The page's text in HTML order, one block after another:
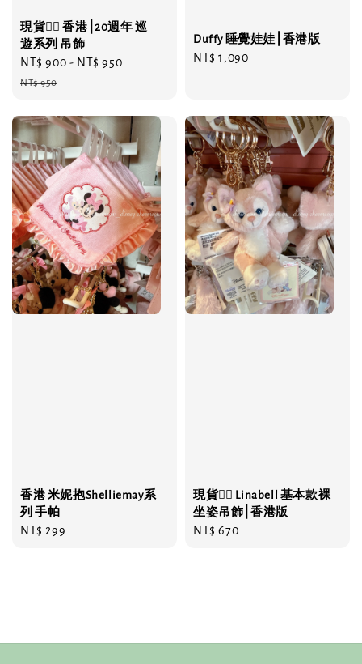
現貨❤️‍🔥 香港⎮20週年 巡
遊系列 吊飾
Sale
price
NT$ 900 - NT$ 950
NT$ 950
Duffy 睡覺娃娃⎮香港版
Regular
NT$ 1,090
香港 米妮抱Shelliemay系
列 手帕
Regular
NT$ 299
現貨❤️‍🔥 Linabell 基本款裸
坐姿吊飾⎮香港版
Regular
NT$ 670